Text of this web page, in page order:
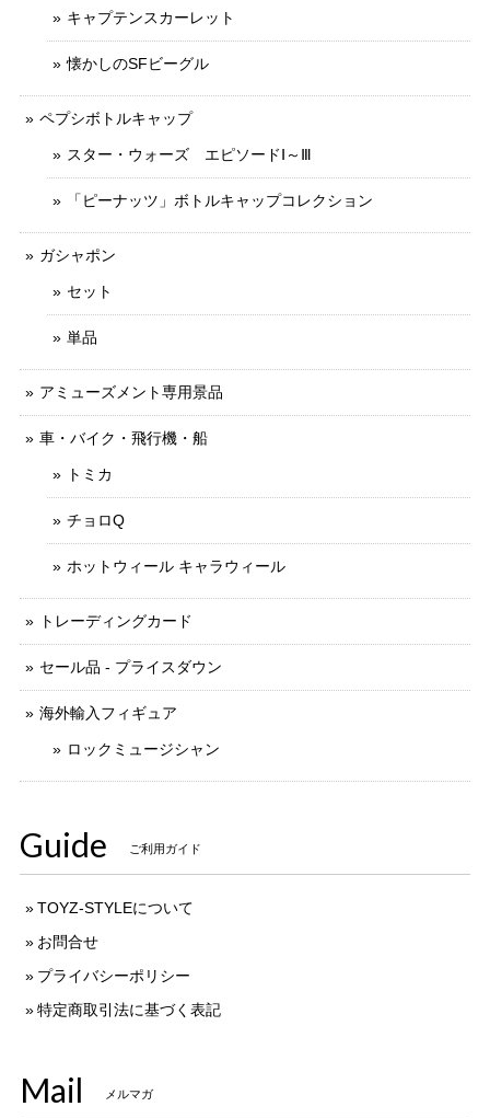
キャプテンスカーレット
懐かしのSFビーグル
ペプシボトルキャップ
スター・ウォーズ エピソードⅠ～Ⅲ
「ピーナッツ」ボトルキャップコレクション
ガシャポン
セット
単品
アミューズメント専用景品
車・バイク・飛行機・船
トミカ
チョロQ
ホットウィール キャラウィール
トレーディングカード
セール品 - プライスダウン
海外輸入フィギュア
ロックミュージシャン
Guide ご利用ガイド
TOYZ-STYLEについて
お問合せ
プライバシーポリシー
特定商取引法に基づく表記
Mail メルマガ